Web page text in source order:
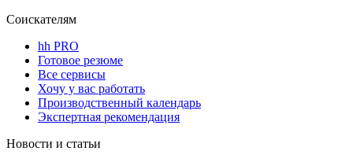
Соискателям
hh PRO
Готовое резюме
Все сервисы
Хочу у вас работать
Производственный календарь
Экспертная рекомендация
Новости и статьи